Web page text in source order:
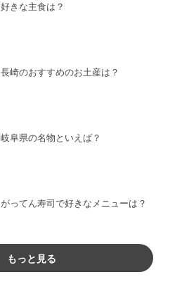
好きな主食は？
長崎のおすすめのお土産は？
岐阜県の名物といえば？
がってん寿司で好きなメニューは？
もっと見る